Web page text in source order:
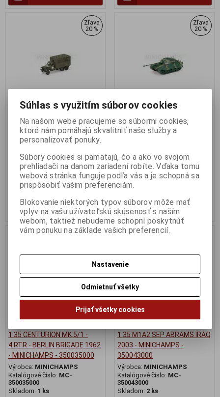
Zľava
20 %
1:35 GMC CCKW 353 B2 BOX
TRUCK - MINICHAMPS -
350042170
Výrobca:
MINICHAMPS
Katalógové číslo:MC-
350042170
Skladom:1 ks
159,95 EUR 199,95 EUR
Pridať do košíka
Zľava
20 %
1:35 PZKPFW VI KING TIGER
BERLIN 1945 - MINICHAMPS -
Výrobca: MINICHAMPS
Katalógové číslo: MC-
350013001
Skladom:1 ks
Pridať do košíka
Zľava
1:35 CENTURION MK.5/1 -
4.RTR - BERLIN BRIGADE 1962
- MINICHAMPS - 350035000
Výrobca: MINICHAMPS
Katalógové číslo: MC-
350035000
Skladom: 1 ks
1:35 M1A2 SEP ABRAMS IRAQ
2003 - MINICHAMPS -
350043000
Výrobca: MINICHAMPS
Katalógové číslo: MC-
350043000
Skladom: 2 ks
Súhlas s využitím súborov cookies
Na našom webe pracujeme so súbormi cookies,
ktoré nám pomáhajú skvalitniť naše služby a
personalizovať ponuky.
Súbory cookies si pamätajú, čo a ako vo svojom
prehliadači na danom zariadení robíte. Vďaka tomu
webová stránka funguje podľa vás a je schopná sa
prispôsobiť vašim preferenciám.
Blokovanie niektorých typov súborov môže mať
vplyv na vašu užívateľskú skúsenosť s naším
webom, taktiež nebudeme schopní poskytnúť
vám ponuku na základe vašich preferencií.
Nastavenie
Odmietnuť všetky
Prijať všetky cookies